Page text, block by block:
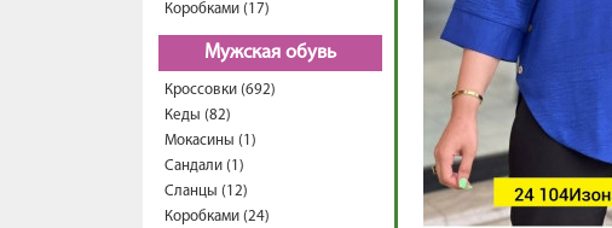
Коробками (17)
Мужская обувь
Кроссовки (692)
Кеды (82)
Мокасины (1)
Сандали (1)
Сланцы (12)
Коробками (24)